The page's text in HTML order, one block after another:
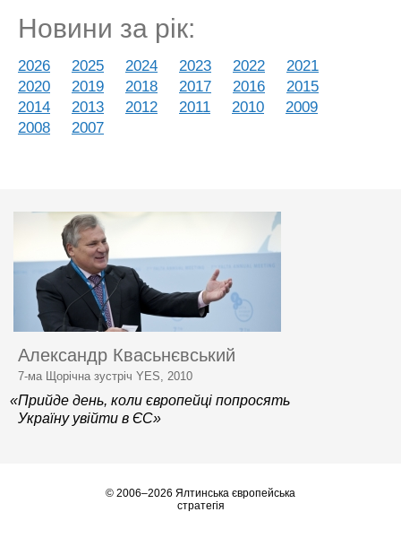
Новини за рік:
2026 2025 2024 2023 2022
2021
2020
2019 2018 2017 2016
2015
2014
2013 2012 2011 2010
2009
2008
2007
Александр Квасьнєвський
7-ма Щорічна зустріч YES, 2010
«Прийде день, коли європейці попросять
Україну увійти в ЄС»
© 2006–2026 Ялтинська європейська
стратегія